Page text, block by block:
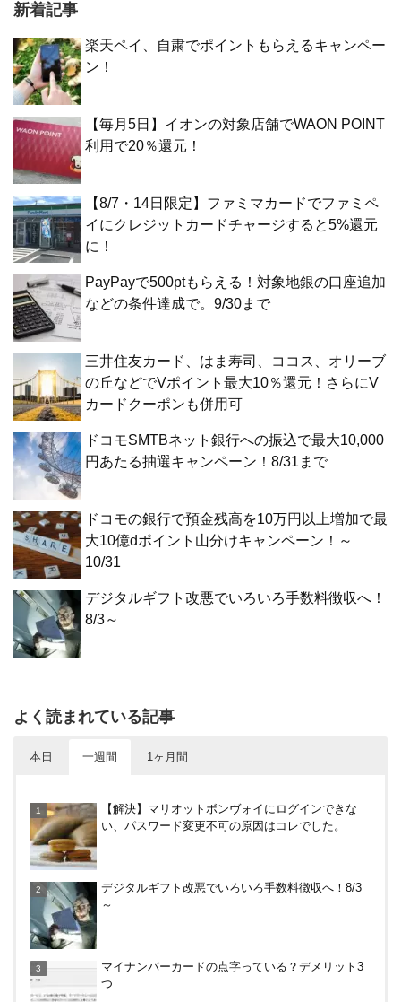
新着記事
楽天ペイ、自粛でポイントもらえるキャンペー
ン！
【毎月5日】イオンの対象店舗でWAON POINT
利用で20％還元！
【8/7・14日限定】ファミマカードでファミペ
イにクレジットカードチャージすると5%還元
に！
PayPayで500ptもらえる！対象地銀の口座追加
などの条件達成で。9/30まで
三井住友カード、はま寿司、ココス、オリーブ
の丘などでVポイント最大10％還元！さらにV
カードクーポンも併用可
ドコモSMTBネット銀行への振込で最大10,000
円あたる抽選キャンペーン！8/31まで
ドコモの銀行で預金残高を10万円以上増加で最
大10億dポイント山分けキャンペーン！～
10/31
デジタルギフト改悪でいろいろ手数料徴収へ！
8/3～
よく読まれている記事
本日 一週間 1ヶ月間
クレジットカードチャージすると5%還元に！
加入したけど勧誘ヤバいかな
【解決】マリオットボンヴォイにログインできな
い、パスワード変更不可の原因はコレでした。
デジタルギフト改悪でいろいろ手数料徴収へ！8/3
～
マイナンバーカードの点字っている？デメリット3
つ